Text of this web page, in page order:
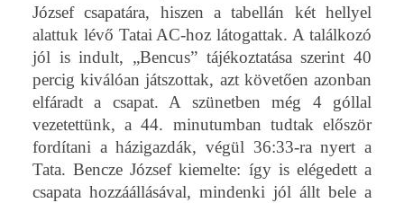
József csapatára, hiszen a tabellán két hellyel
alattuk lévő Tatai AC-hoz látogattak. A találkozó
jól is indult, „Bencus” tájékoztatása szerint 40
percig kiválóan játszottak, azt követően azonban
elfáradt a csapat. A szünetben még 4 góllal
vezetettünk, a 44. minutumban tudtak először
fordítani a házigazdák, végül 36:33-ra nyert a
Tata. Bencze József kiemelte: így is elégedett a
csapata hozzáállásával, mindenki jól állt bele a